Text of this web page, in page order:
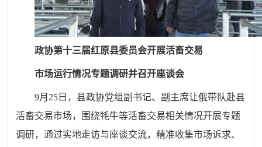
政协第十三届红原县委员会开展活畜交易
市场运行情况专题调研并召开座谈会
9月25日，县政协党组副书记、副主席让俄带队赴县
活畜交易市场，围绕牦牛等活畜交易相关情况开展专题
调研，通过实地走访与座谈交流，精准收集市场诉求、